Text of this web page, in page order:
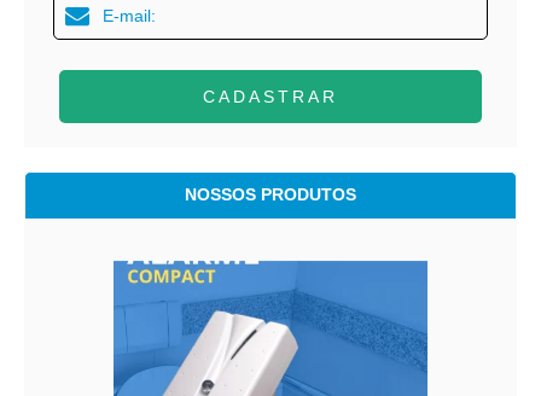
CADASTRAR
NOSSOS PRODUTOS